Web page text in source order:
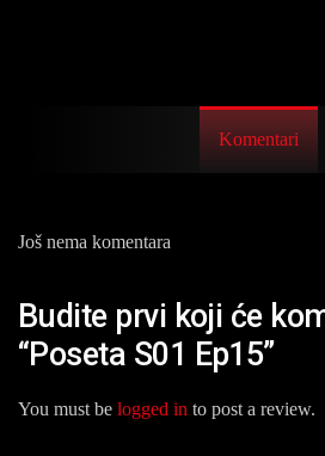
Komentari
Još nema komentara
Budite prvi koji će
“Poseta S01 Ep15”
You must be logged in to post a review.